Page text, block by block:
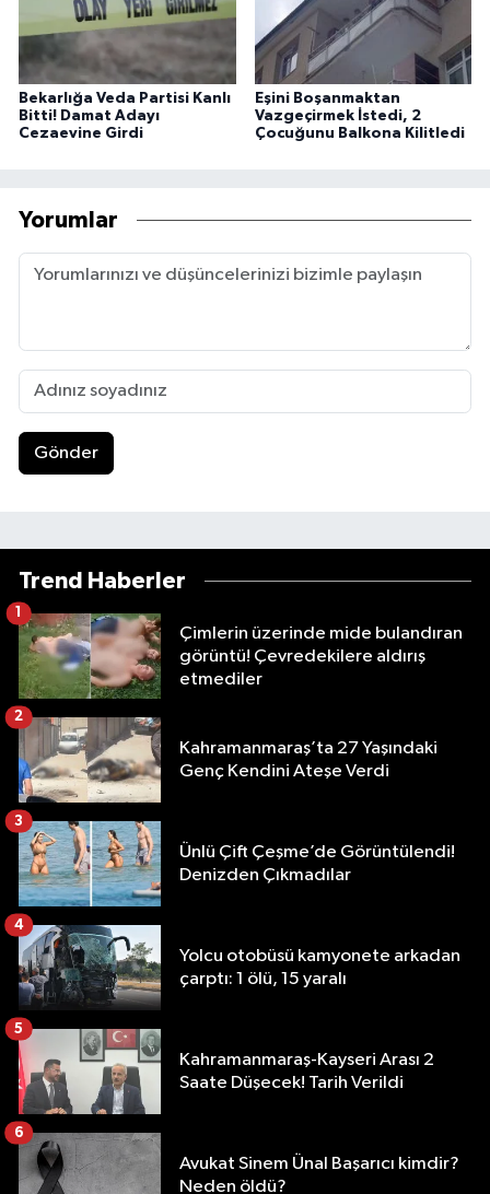
Bekarlığa Veda Partisi Kanlı
Bitti! Damat Adayı
Cezaevine Girdi
Eşini Boşanmaktan
Vazgeçirmek İstedi, 2
Çocuğunu Balkona Kilitledi
Yorumlar
Gönder
Trend Haberler
Çimlerin üzerinde mide bulandıran
görüntü! Çevredekilere aldırış
etmediler
Kahramanmaraş’ta 27 Yaşındaki
Genç Kendini Ateşe Verdi
2
Ünlü Çift Çeşme’de Görüntülendi!
Denizden Çıkmadılar
3
Yolcu otobüsü kamyonete arkadan
çarptı: 1 ölü, 15 yaralı
4
Kahramanmaraş-Kayseri Arası 2
Saate Düşecek! Tarih Verildi
5
Avukat Sinem Ünal Başarıcı kimdir?
Neden öldü?
6